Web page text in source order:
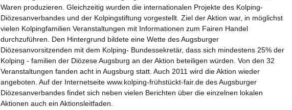
Waren produzieren. Gleichzeitig wurden die internationalen Projekte des Kolping-
Diözesanverbandes und der Kolpingstiftung vorgestellt. Ziel der Aktion war, in möglichst
vielen Kolpingfamilien Veranstaltungen mit Informationen zum Fairen Handel
durchzuführen. Den Hintergrund bildete eine Wette des Augsburger
Diözesanvorsitzenden mit dem Kolping- Bundessekretär, dass sich mindestens 25% der
Kolping - familien der Diözese Augsburg an der Aktion beteiligen würden. Von den 32
Veranstaltungen fanden acht in Augsburg statt. Auch 2011 wird die Aktion wieder
angeboten. Auf der Internetseite www.kolping-frühstückt-fair.de des Augsburger
Diözesanverbandes findet sich neben vielen Berichten über die einzelnen lokalen
Aktionen auch ein Aktionsleitfaden.